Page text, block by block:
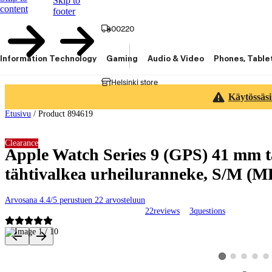
content
footer
00220
Helsinki store
Information Technology Gaming Audio & Video Phones,
Etusivu / Product 894619
Apple Watch Series 9 (GPS) 41
tähtivalkea urheiluranneke, S/M
Arvosana 4.4/5 perustuen 22 arvosteluun
22reviews 3questions
Clearance
Product images and videos
View product
View product image
View product
View